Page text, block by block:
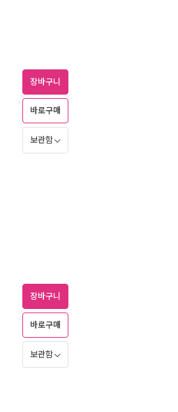
장바구니
바로구매
보관함
장바구니
바로구매
보관함